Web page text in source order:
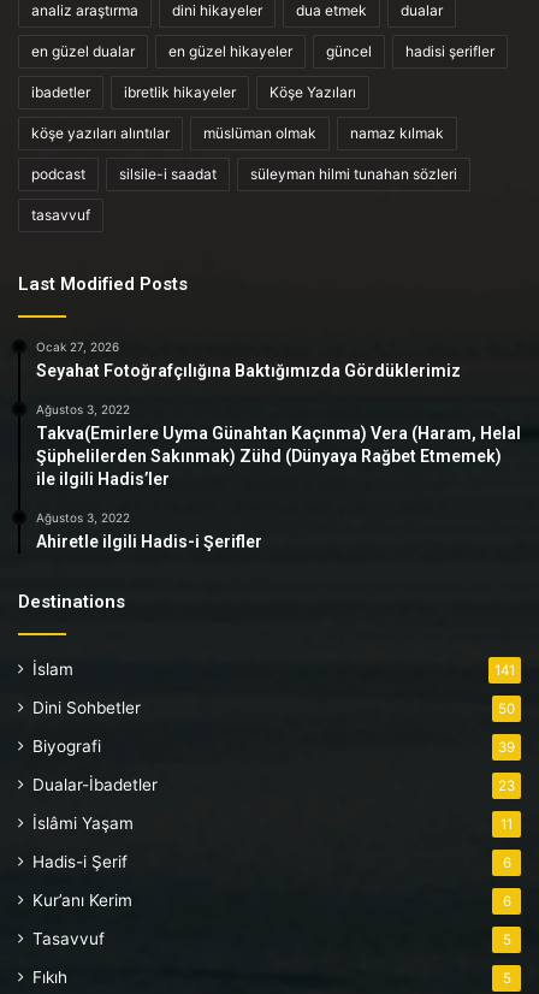
analiz araştırma dini hikayeler dua etmek dualar
en güzel dualar en güzel hikayeler güncel hadisi şerifler
ibadetler ibretlik hikayeler Köşe Yazıları
köşe yazıları alıntılar müslüman olmak namaz kılmak
podcast silsile-i saadat süleyman hilmi tunahan sözleri
tasavvuf
Last Modified Posts
Ocak 27, 2026
Seyahat Fotoğrafçılığına Baktığımızda Gördüklerimiz
Ağustos 3, 2022
Takva(Emirlere Uyma Günahtan Kaçınma) Vera (Haram, Helal
Şüphelilerden Sakınmak) Zühd (Dünyaya Rağbet Etmemek)
ile ilgili Hadis’ler
Ağustos 3, 2022
Ahiretle ilgili Hadis-i Şerifler
Destinations
İslam 141
Dini Sohbetler 50
Biyografi 39
Dualar-İbadetler 23
İslâmi Yaşam 11
Hadis-i Şerif 6
Kur’anı Kerim 6
Tasavvuf 5
Fıkıh 5